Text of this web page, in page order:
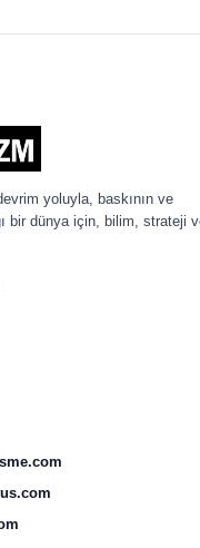
yoluyla, baskının ve
bir dünya için, bilim, strateji